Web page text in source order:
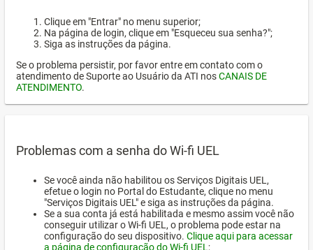
Clique em "Entrar" no menu superior;
Na página de login, clique em "Esqueceu sua senha?";
Siga as instruções da página.
Se o problema persistir, por favor entre em contato com o
atendimento de Suporte ao Usuário da ATI nosCANAIS DE
ATENDIMENTO.
Problemas com a senha do Wi-fi UEL
Se você ainda não habilitou os Serviços Digitais UEL,
efetue o login no Portal do Estudante, clique no menu
"Serviços Digitais UEL" e siga as instruções da página.
Se a sua conta já está habilitada e mesmo assim você não
conseguir utilizar o Wi-fi UEL, o problema pode estar na
configuração do seu dispositivo. Clique aqui para acessar
a página de configuração do Wi-fi UEL ;